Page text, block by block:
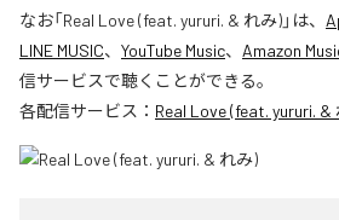
なお「Real Love (feat. yururi. & れみ)」は、
LINE MUSIC、 YouTube Music、 Amazon
信サービスで聴くことができる。
各配信サービス： Real Love (feat. yururi. &